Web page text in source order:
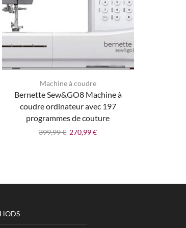
Machine à coudre
Bernette Sew&GO8 Machine à
coudre ordinateur avec 197
programmes de couture
399,99€ 270,99€